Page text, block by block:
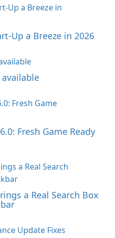
Up a Breeze in 2026
Fresh Game Ready
a Real Search Box